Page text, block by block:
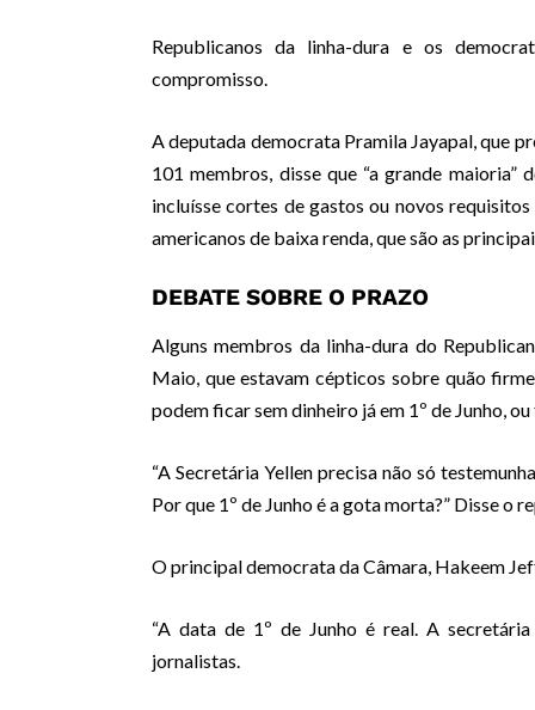
Republicanos da linha-dura e os
compromisso.
A deputada democrata Pramila Jayapal, que
101 membros, disse que “a grande
incluísse cortes de gastos ou novos
americanos de baixa renda, que são as
DEBATE SOBRE O PRAZO
Alguns membros da linha-dura do
Maio, que estavam cépticos sobre quão
podem ficar sem dinheiro já em 1º de Junho,
“A Secretária Yellen precisa não só
Por que 1º de Junho é a gota morta?” Disse o
O principal democrata da Câmara, Hakeem
“A data de 1º de Junho é real. A
jornalistas.